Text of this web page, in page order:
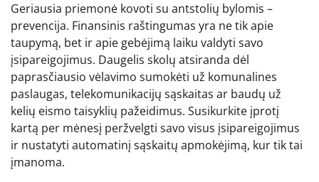
Geriausia priemonė kovoti su antstolių bylomis –
prevencija. Finansinis raštingumas yra ne tik apie
taupymą, bet ir apie gebėjimą laiku valdyti savo
įsipareigojimus. Daugelis skolų atsiranda dėl
paprasčiausio vėlavimo sumokėti už komunalines
paslaugas, telekomunikacijų sąskaitas ar baudų už
kelių eismo taisyklių pažeidimus. Susikurkite įprotį
kartą per mėnesį peržvelgti savo visus įsipareigojimus
ir nustatyti automatinį sąskaitų apmokėjimą, kur tik tai
įmanoma.